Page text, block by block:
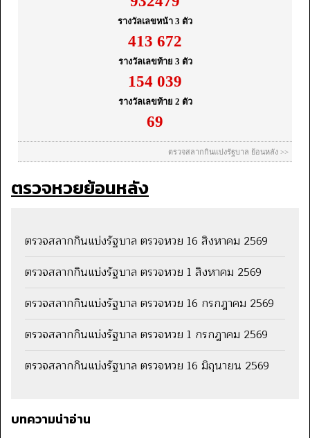
ตรวจหวยย้อนหลัง
ตรวจสลากกินแบ่งรัฐบาล ตรวจหวย 16 สิงหาคม 2569
ตรวจสลากกินแบ่งรัฐบาล ตรวจหวย 1 สิงหาคม 2569
ตรวจสลากกินแบ่งรัฐบาล ตรวจหวย 16 กรกฎาคม 2569
ตรวจสลากกินแบ่งรัฐบาล ตรวจหวย 1 กรกฎาคม 2569
ตรวจสลากกินแบ่งรัฐบาล ตรวจหวย 16 มิถุนายน 2569
บทความน่าอ่าน